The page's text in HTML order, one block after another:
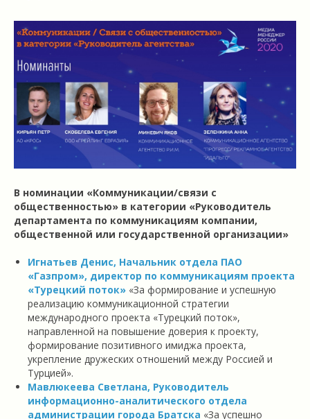
В номинации «Коммуникации/связи с
общественностью» в категории «Руководитель
департамента по коммуникациям компании,
общественной или государственной организации»
Игнатьев Денис, Начальник отдела ПАО
«Газпром», директор по коммуникациям проекта
«Турецкий поток» «За формирование и успешную
реализацию коммуникационной стратегии
международного проекта «Турецкий поток»,
направленной на повышение доверия к проекту,
формирование позитивного имиджа проекта,
укрепление дружеских отношений между Россией и
Турцией».
Мавлюкеева Светлана, Руководитель
информационно-аналитического отдела
администрации города Братска «За успешно